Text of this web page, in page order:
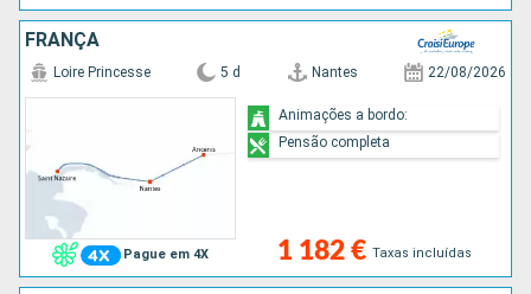
FRANÇA
Pague em 4X
Loire Princesse 5 d Nantes 22/08/2026
1 182 € Taxas incluídas
Animações a bordo:
Pensão completa